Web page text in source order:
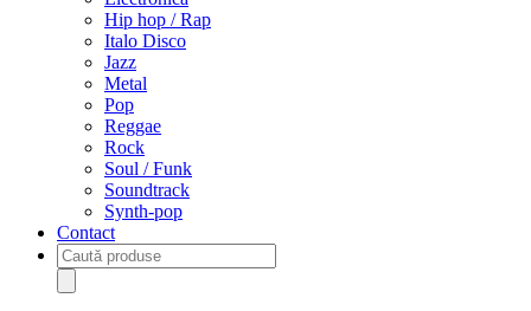
Hip hop / Rap
Italo Disco
Jazz
Metal
Pop
Reggae
Rock
Soul / Funk
Soundtrack
Synth-pop
Contact
Products
search